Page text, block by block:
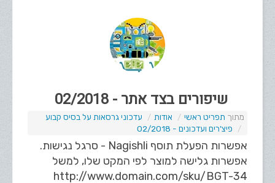
שיפורים בצד אתר - 02/2018
תפריט ראשי אודות
עדכוני גרסאות על בסיס קבוע
פיצ'רים ועדכונים - 02/2018
אפשרות הפעלת תוסף Nagishli - סרגל נגישות.
אפשרות גלישה למוצר לפי המקט שלו, למשל
http://www.domain.com/sku/BGT-34